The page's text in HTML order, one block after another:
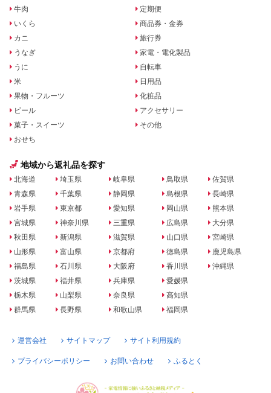
牛肉
いくら
カニ
うなぎ
うに
米
果物・フルーツ
ビール
菓子・スイーツ
おせち
定期便
商品券・金券
旅行券
家電・電化製品
自転車
日用品
化粧品
アクセサリー
その他
地域から返礼品を探す
北海道
青森県
岩手県
宮城県
秋田県
山形県
福島県
茨城県
栃木県
群馬県
埼玉県
千葉県
東京都
神奈川県
新潟県
富山県
石川県
福井県
山梨県
長野県
岐阜県
静岡県
愛知県
三重県
滋賀県
京都府
大阪府
兵庫県
奈良県
和歌山県
鳥取県
島根県
岡山県
広島県
山口県
徳島県
香川県
愛媛県
高知県
福岡県
佐賀県
長崎県
熊本県
大分県
宮崎県
鹿児島県
沖縄県
運営会社 サイトマップ サイト利用規約
プライバシーポリシー お問い合わせ ふるとく